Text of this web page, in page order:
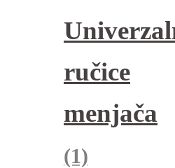
ručice
menjača
(1)